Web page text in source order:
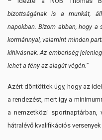
bizottságának is a munkát,
napokban. Bízom abban, hogy
kormánnyal, valamint minden
kihívásnak. Az emberiség
lehet a fény az alagút végén.”
Azért döntöttek úgy, hogy az
a rendezést, mert így a
a nemzetközi
hátralévő kvalifikációs